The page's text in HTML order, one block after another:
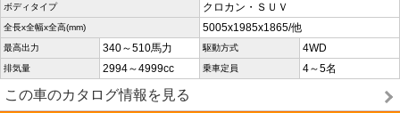
ボディタイプ クロカン・ＳＵＶ
全長x全幅x全高(mm) 5005x1985x1865/他
最高出力 340～510馬力 駆動方式 4WD
排気量 2994～4999cc 乗車定員 4～5名
この車のカタログ情報を見る